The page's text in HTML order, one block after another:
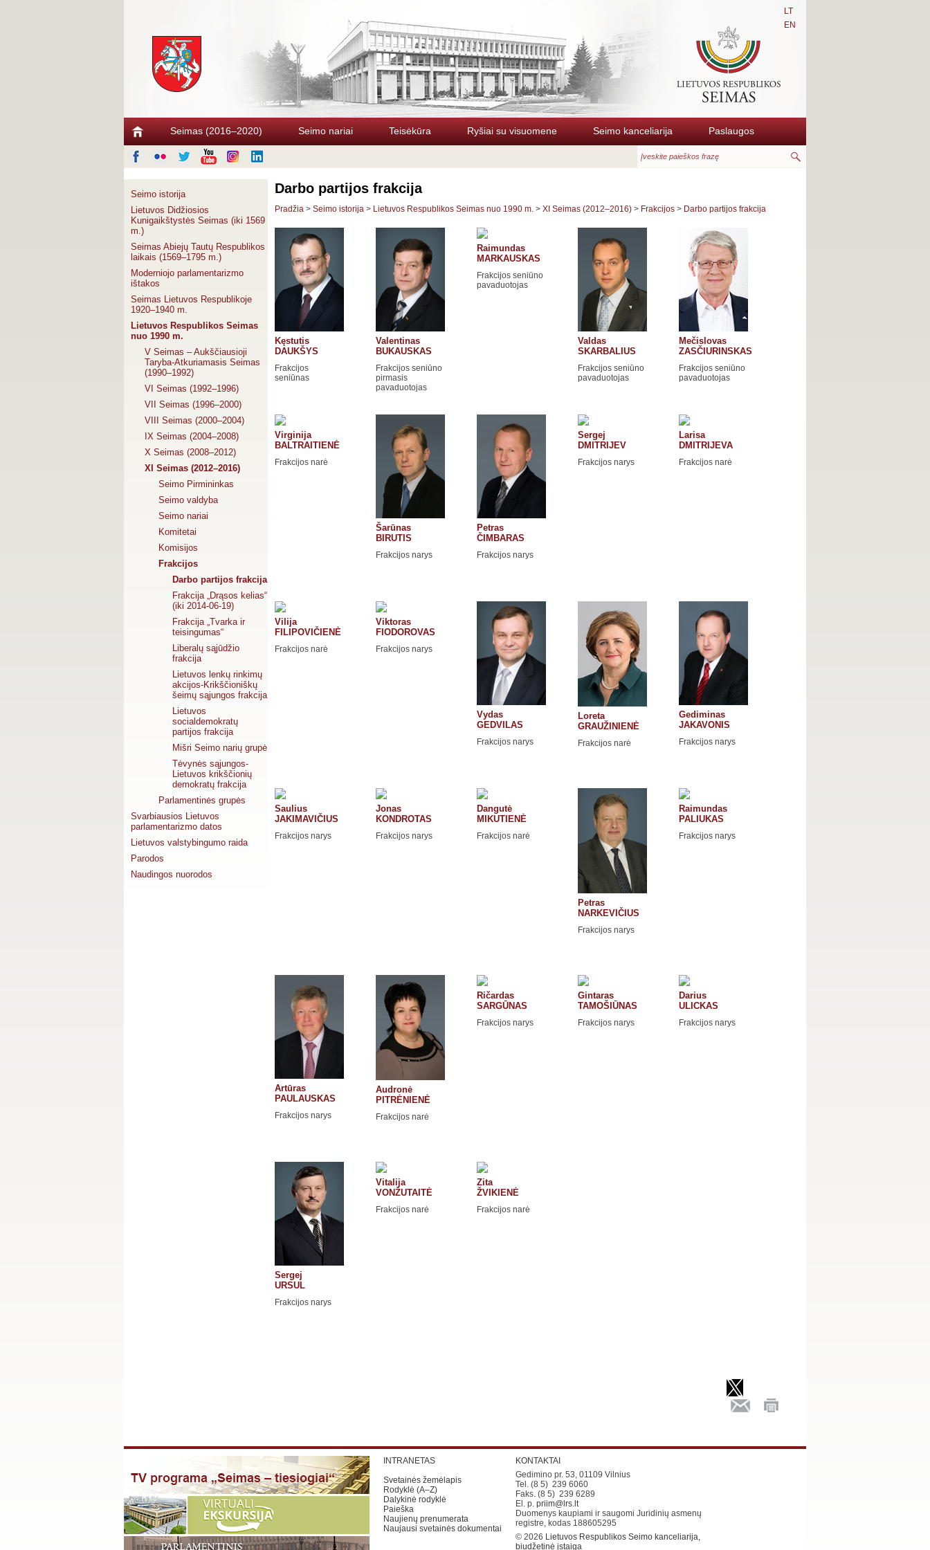
LT
EN
Seimas (2016–2020) Seimo nariai Teisėkūra Ryšiai su visuomene Seimo kanceliarija Paslaugos
Seimo istorija
Lietuvos Didžiosios
Kunigaikštystės Seimas (iki 1569
m.)
Seimas Abiejų Tautų Respublikos
laikais (1569–1795 m.)
Moderniojo parlamentarizmo
ištakos
Seimas Lietuvos Respublikoje
1920–1940 m.
Lietuvos Respublikos Seimas
nuo 1990 m.
V Seimas – Aukščiausioji
Taryba-Atkuriamasis Seimas
(1990–1992)
VI Seimas (1992–1996)
VII Seimas (1996–2000)
VIII Seimas (2000–2004)
IX Seimas (2004–2008)
X Seimas (2008–2012)
XI Seimas (2012–2016)
Seimo Pirmininkas
Seimo valdyba
Seimo nariai
Komitetai
Komisijos
Frakcijos
Darbo partijos frakcija
Frakcija „Drąsos kelias“
(iki 2014-06-19)
Frakcija „Tvarka ir
teisingumas“
Liberalų sąjūdžio
frakcija
Lietuvos lenkų rinkimų
akcijos-Krikščioniškų
šeimų sąjungos frakcija
Lietuvos
socialdemokratų
partijos frakcija
Mišri Seimo narių grupė
Tėvynės sąjungos-
Lietuvos krikščionių
demokratų frakcija
Parlamentinės grupės
Svarbiausios Lietuvos
parlamentarizmo datos
Lietuvos valstybingumo raida
Parodos
Naudingos nuorodos
Darbo partijos frakcija
Pradžia > Seimo istorija > Lietuvos Respublikos Seimas nuo 1990 m. > XI Seimas (2012–2016) > Frakcijos > Darbo partijos frakcija
Kęstutis
DAUKŠYS
Frakcijos
seniūnas
Valentinas
BUKAUSKAS
Frakcijos seniūno
pirmasis
pavaduotojas
Raimundas
MARKAUSKAS
Frakcijos seniūno
pavaduotojas
Valdas
SKARBALIUS
Frakcijos seniūno
pavaduotojas
Mečislovas
ZASČIURINSKAS
Frakcijos seniūno
pavaduotojas
Virginija
BALTRAITIENĖ
Frakcijos narė
Šarūnas
BIRUTIS
Frakcijos narys
Petras
ČIMBARAS
Frakcijos narys
Sergej
DMITRIJEV
Frakcijos narys
Larisa
DMITRIJEVA
Frakcijos narė
Vilija
FILIPOVIČIENĖ
Frakcijos narė
Viktoras
FIODOROVAS
Frakcijos narys
Vydas
GEDVILAS
Frakcijos narys
Loreta
GRAUŽINIENĖ
Frakcijos narė
Gediminas
JAKAVONIS
Frakcijos narys
Saulius
JAKIMAVIČIUS
Frakcijos narys
Jonas
KONDROTAS
Frakcijos narys
Dangutė
MIKUTIENĖ
Frakcijos narė
Petras
NARKEVIČIUS
Frakcijos narys
Raimundas
PALIUKAS
Frakcijos narys
Artūras
PAULAUSKAS
Frakcijos narys
Audronė
PITRĖNIENĖ
Frakcijos narė
Ričardas
SARGŪNAS
Frakcijos narys
Gintaras
TAMOŠIŪNAS
Frakcijos narys
Darius
ULICKAS
Frakcijos narys
Sergej
URSUL
Frakcijos narys
Vitalija
VONŽUTAITĖ
Frakcijos narė
Zita
ŽVIKIENĖ
Frakcijos narė
INTRANETAS
Svetainės žemėlapis
Rodyklė (A–Z)
Dalykinė rodyklė
Paieška
Naujienų prenumerata
Naujausi svetainės dokumentai
KONTAKTAI
Gedimino pr. 53, 01109 Vilnius
Tel. (8 5) 239 6060
Faks. (8 5) 239 6289
El. p. priim@lrs.lt
Duomenys kaupiami ir saugomi Juridinių asmenų
registre, kodas 188605295
© 2026 Lietuvos Respublikos Seimo kanceliarija,
biudžetinė įstaiga